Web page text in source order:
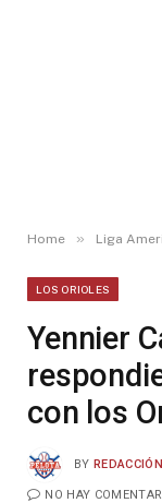
Home » Liga
LOS ORIOLES
Yennier
con los
BY
NO HAY